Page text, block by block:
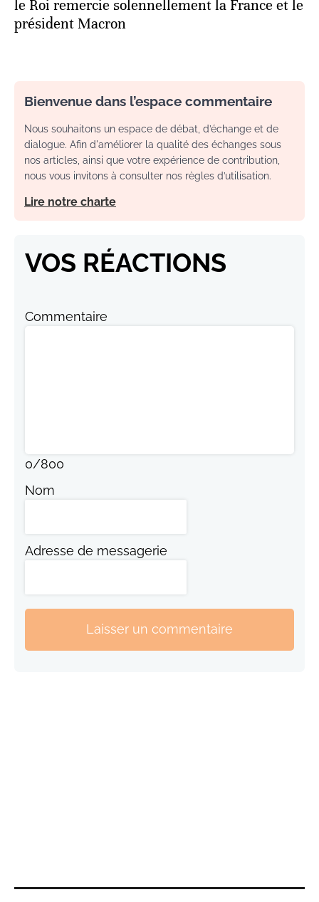
le Roi remercie solennellement la France et le
président Macron
Bienvenue dans l’espace commentaire
Nous souhaitons un espace de débat, d’échange et de
dialogue. Afin d'améliorer la qualité des échanges sous
nos articles, ainsi que votre expérience de contribution,
nous vous invitons à consulter nos règles d’utilisation.
Lire notre charte
VOS RÉACTIONS
Commentaire
0/800
Nom
Adresse de messagerie
Laisser un commentaire